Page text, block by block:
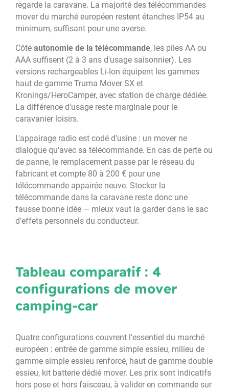
regarde la caravane. La majorité des télécommandes
mover du marché européen restent étanches IP54 au
minimum, suffisant pour une averse.
Côté autonomie de la télécommande, les piles AA ou
AAA suffisent (2 à 3 ans d'usage saisonnier). Les
versions rechargeables Li-Ion équipent les gammes
haut de gamme Truma Mover SX et
Kronings/HeroCamper, avec station de charge dédiée.
La différence d'usage reste marginale pour le
caravanier loisirs.
L'appairage radio est codé d'usine : un mover ne
dialogue qu'avec sa télécommande. En cas de perte ou
de panne, le remplacement passe par le réseau du
fabricant et compte 80 à 200 € pour une
télécommande appairée neuve. Stocker la
télécommande dans la caravane reste donc une
fausse bonne idée — mieux vaut la garder dans le sac
d'effets personnels du conducteur.
Tableau comparatif : 4
configurations de mover
camping-car
Quatre configurations couvrent l'essentiel du marché
européen : entrée de gamme simple essieu, milieu de
gamme simple essieu renforcé, haut de gamme double
essieu, kit batterie dédié mover. Les prix sont indicatifs
hors pose et hors faisceau, à valider en commande sur